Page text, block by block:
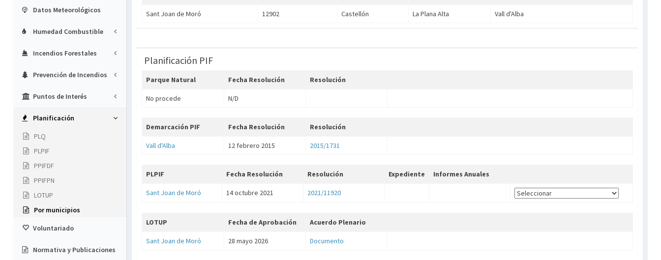
Datos Meteorológicos
Humedad Combustible
Incendios Forestales
Prevención de Incendios
Puntos de Interés
Planificación
PLQ
PLPIF
PPIFDF
PPIFPN
LOTUP
Por municipios
Voluntariado
Normativa y Publicaciones
Sant Joan de Moró 12902 Castellón La Plana Alta Vall d'Alba
Planificación PIF
Parque Natural Fecha Resolución Resolución
No procede N/D
Demarcación PIF Fecha Resolución Resolución
Vall d'Alba 12 febrero 2015 2015/1731
PLPIF Fecha Resolución Resolución Expediente Informes Anuales
Sant Joan de Moró 14 octubre 2021 2021/11920
LOTUP Fecha de Aprobación Acuerdo Plenario
Sant Joan de Moró 28 mayo 2026 Documento